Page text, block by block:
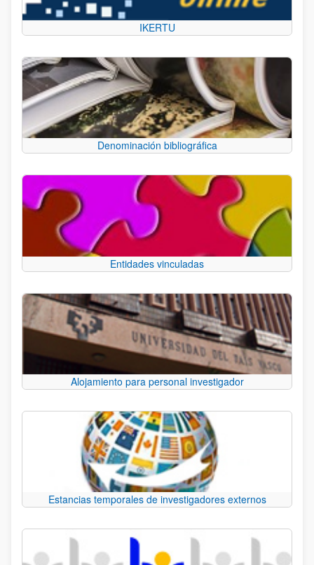
IKERTU
Denominación bibliográfica
Entidades vinculadas
Alojamiento para personal investigador
Estancias temporales de investigadores externos